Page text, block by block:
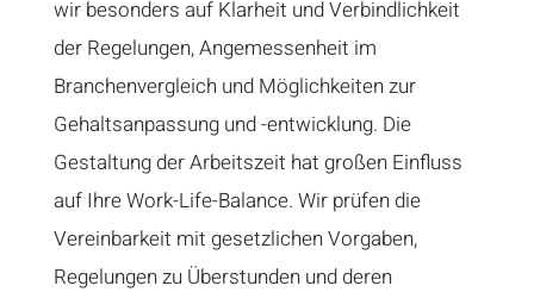
wir besonders auf Klarheit und Verbindlichkeit
der Regelungen, Angemessenheit im
Branchenvergleich und Möglichkeiten zur
Gehaltsanpassung und -entwicklung. Die
Gestaltung der Arbeitszeit hat großen Einfluss
auf Ihre Work-Life-Balance. Wir prüfen die
Vereinbarkeit mit gesetzlichen Vorgaben,
Regelungen zu Überstunden und deren